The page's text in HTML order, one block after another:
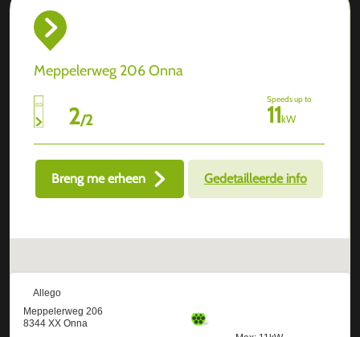
Meppelerweg 206 Onna
2/2
Speeds up to
11kW
Breng me erheen Gedetailleerde info